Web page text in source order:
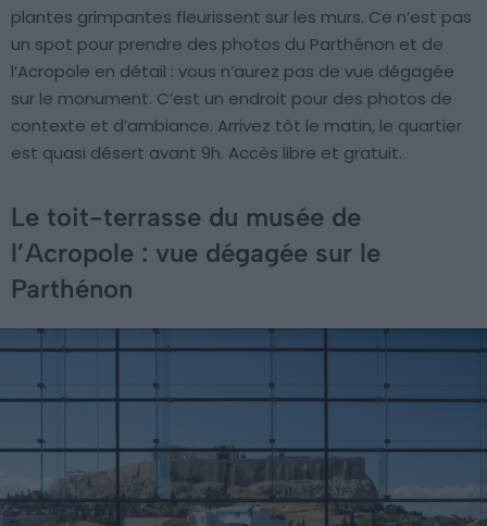
plantes grimpantes fleurissent sur les murs. Ce n’est pas
un spot pour prendre des photos du Parthénon et de
l’Acropole en détail : vous n’aurez pas de vue dégagée
sur le monument. C’est un endroit pour des photos de
contexte et d’ambiance. Arrivez tôt le matin, le quartier
est quasi désert avant 9h. Accès libre et gratuit.
Le toit-terrasse du musée de
l’Acropole : vue dégagée sur le
Parthénon